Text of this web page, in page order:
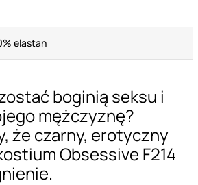
boginią seksu i
mężczyznę?
że czarny, erotyczny
Obsessive F214
elastan